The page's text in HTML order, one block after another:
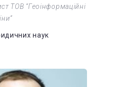
ТОВ “Геоінформаційні
наук